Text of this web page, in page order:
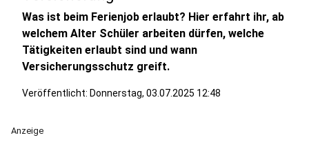
Was ist beim Ferienjob erlaubt? Hier erfahrt ihr, ab
welchem Alter Schüler arbeiten dürfen, welche
Tätigkeiten erlaubt sind und wann
Versicherungsschutz greift.
Veröffentlicht: Donnerstag, 03.07.2025 12:48
Anzeige